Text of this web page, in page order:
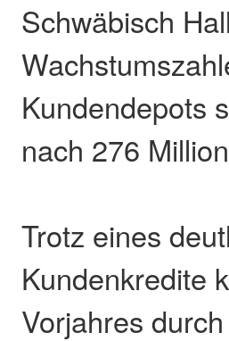
Schwäbisch
Kundendepots
nach 276
Trotz eines
Kundenkredite
Vorjahres